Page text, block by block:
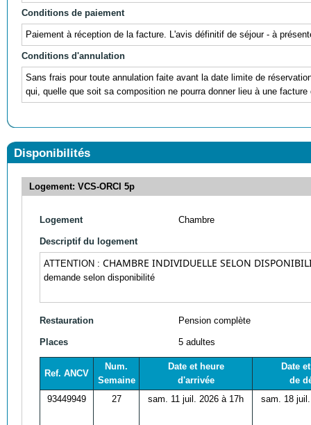
Conditions de paiement
Paiement à réception de la facture. L'avis définitif de séjour - à
Conditions d'annulation
Sans frais pour toute annulation faite avant la date limite de
qui, quelle que soit sa composition ne pourra donner lieu à une
Disponibilités
Logement: VCS-ORCI 5p
Logement Chambre
Descriptif du logement
ATTENTION : CHAMBRE INDIVIDUELLE SELON
demande selon disponibilité
Restauration Pension complète
Places 5 adultes
Ref. ANCV
Num.
Semaine
Date et heure
d'arrivée
Date
de
93449949
27 sam. 11 juil. 2026 à 17h sam. 18